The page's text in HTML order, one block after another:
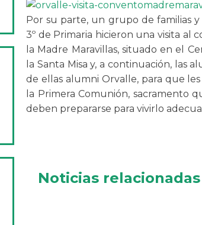
Por su parte, un grupo de familias
3º de Primaria hicieron una visita al
la Madre Maravillas, situado en el
la Santa Misa y, a continuación, las
de ellas alumni Orvalle, para que
la Primera Comunión, sacramento
deben prepararse para vivirlo
Noticias relacionadas